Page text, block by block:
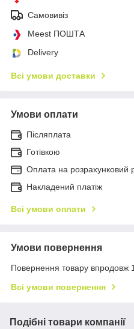
Самовивіз
Meest ПОШТА
Delivery
Всі умови доставки
Умови оплати
Післяплата
Готівкою
Оплата на розрахунковий
Накладений платіж
Всі умови оплати
Умови повернення
Повернення товару впродовж
Всі умови повернення
Подібні товари компанії